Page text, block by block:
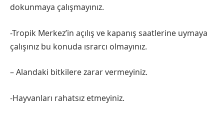
dokunmaya çalışmayınız.
-Tropik Merkez’in açılış ve kapanış saatlerine uymaya
çalışınız bu konuda ısrarcı olmayınız.
– Alandaki bitkilere zarar vermeyiniz.
-Hayvanları rahatsız etmeyiniz.